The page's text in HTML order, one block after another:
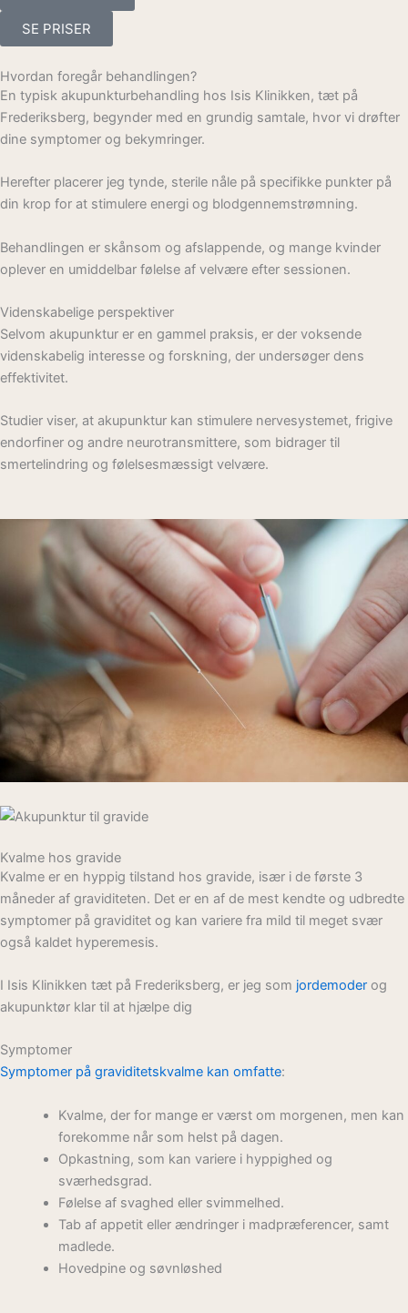
SE PRISER
Hvordan foregår behandlingen?
En typisk akupunkturbehandling hos Isis Klinikken, tæt på
Frederiksberg, begynder med en grundig samtale, hvor vi drøfter
dine symptomer og bekymringer.
Herefter placerer jeg tynde, sterile nåle på specifikke punkter på
din krop for at stimulere energi og blodgennemstrømning.
Behandlingen er skånsom og afslappende, og mange kvinder
oplever en umiddelbar følelse af velvære efter sessionen.
Videnskabelige perspektiver
Selvom akupunktur er en gammel praksis, er der voksende
videnskabelig interesse og forskning, der undersøger dens
effektivitet.
Studier viser, at akupunktur kan stimulere nervesystemet, frigive
endorfiner og andre neurotransmittere, som bidrager til
smertelindring og følelsesmæssigt velvære.
Kvalme hos gravide
Kvalme er en hyppig tilstand hos gravide, især i de første 3
måneder af graviditeten. Det er en af de mest kendte og udbredte
symptomer på graviditet og kan variere fra mild til meget svær
også kaldet hyperemesis.
I Isis Klinikken tæt på Frederiksberg, er jeg som jordemoder og
akupunktør klar til at hjælpe dig
Symptomer
Symptomer på graviditetskvalme kan omfatte:
Kvalme, der for mange er værst om morgenen, men kan
forekomme når som helst på dagen.
Opkastning, som kan variere i hyppighed og
sværhedsgrad.
Følelse af svaghed eller svimmelhed.
Tab af appetit eller ændringer i madpræferencer, samt
madlede.
Hovedpine og søvnløshed